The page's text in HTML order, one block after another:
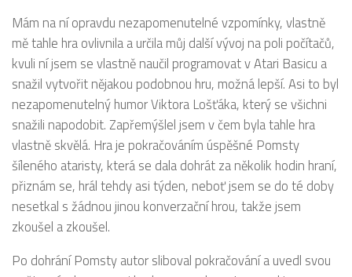
Mám na ní opravdu nezapomenutelné vzpomínky, vlastně
mě tahle hra ovlivnila a určila můj další vývoj na poli počítačů,
kvuli ní jsem se vlastně naučil programovat v Atari Basicu a
snažil vytvořit nějakou podobnou hru, možná lepší. Asi to byl
nezapomenutelný humor Viktora Lošťáka, který se všichni
snažili napodobit. Zapřemýšlel jsem v čem byla tahle hra
vlastně skvělá. Hra je pokračováním úspěšné Pomsty
šíleného ataristy, která se dala dohrát za několik hodin hraní,
přiznám se, hrál tehdy asi týden, neboť jsem se do té doby
nesetkal s žádnou jinou konverzační hrou, takže jsem
zkoušel a zkoušel.
Po dohrání Pomsty autor sliboval pokračování a uvedl svou